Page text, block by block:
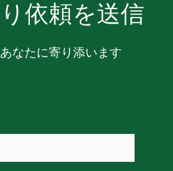
依頼を送信
なたに寄り添います